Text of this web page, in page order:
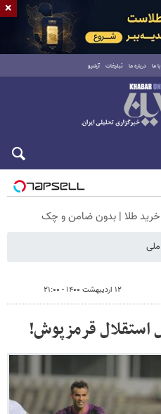
ما درباره ما تبلیغات آرشیو
۱۲ اردیبهشت ۱۴۰۰ - ۲۱:۰۰
استقلال قرمزپوش!
×